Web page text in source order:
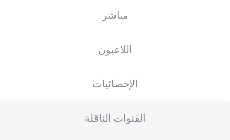
مباشر
اللاعبون
الإحصائيات
القنوات الناقلة
04.02.2005